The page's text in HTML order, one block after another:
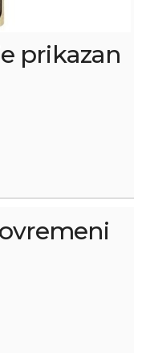
prikazan